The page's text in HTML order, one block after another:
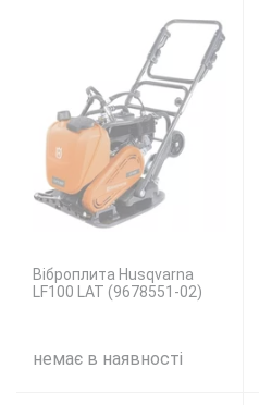
Віброплита Husqvarna
LF100 LAT (9678551-02)
немає в наявності